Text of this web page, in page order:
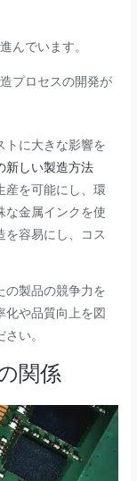
んでいます。
プロセスの開発が
トに大きな影響を
新しい製造方法
産を可能にし、環
な金属インクを使
を容易にし、コス
の製品の競争力を
や品質向上を図
い。
関係